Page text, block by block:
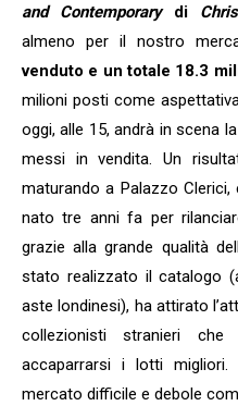
and Contemporarydi
almeno per il nostro
venduto e un totale 18.3
milioni posti come
oggi, alle 15, andrà in scena
messi in vendita. Un
maturando a Palazzo
nato tre anni fa per
grazie alla grande qualità
stato realizzato il catalogo
aste londinesi), ha attirato
collezionisti stranieri
accaparrarsi i lotti
mercato difficile e debole